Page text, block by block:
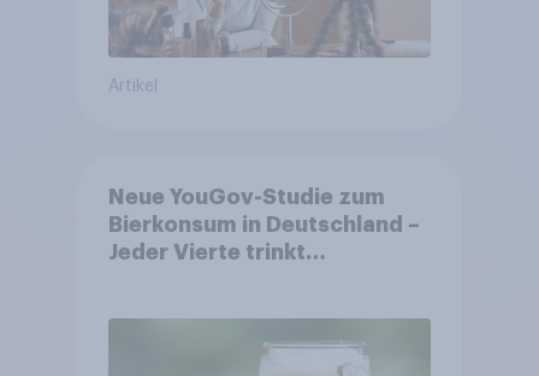
Artikel
Neue YouGov-Studie zum
Bierkonsum in Deutschland –
Jeder Vierte trinkt
wächst um über 23 Prozent